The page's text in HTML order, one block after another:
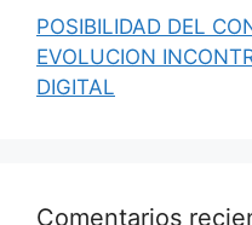
POSIBILIDAD DEL
EVOLUCION
DIGITAL
Comentarios